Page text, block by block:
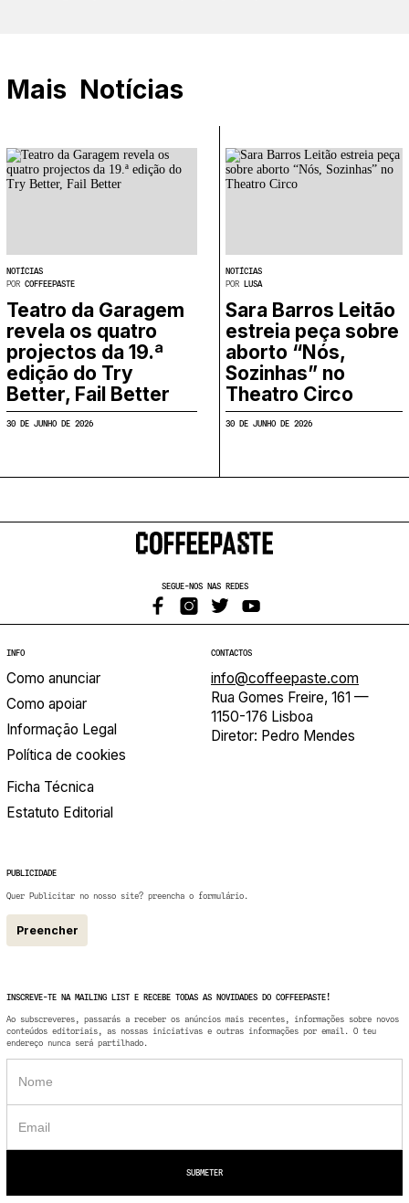
Mais Notícias
NOTÍCIAS
POR COFFEEPASTE
Teatro da Garagem
revela os quatro
projectos da 19.ª
edição do Try
Better, Fail Better
30 DE JUNHO DE 2026
NOTÍCIAS
POR LUSA
Sara Barros Leitão
estreia peça sobre
aborto “Nós,
Sozinhas” no
Theatro Circo
30 DE JUNHO DE 2026
SEGUE-NOS NAS REDES
INFO
Como anunciar
Como apoiar
Informação Legal
Política de cookies
Ficha Técnica
Estatuto Editorial
CONTACTOS
info@coffeepaste.com
Rua Gomes Freire, 161 —
1150-176 Lisboa
Diretor: Pedro Mendes
PUBLICIDADE
Quer Publicitar no nosso site? preencha o formulário.
Preencher
INSCREVE-TE NA MAILING LIST E RECEBE TODAS AS NOVIDADES DO COFFEEPASTE!
Ao subscreveres, passarás a receber os anúncios mais recentes, informações sobre novos
conteúdos editoriais, as nossas iniciativas e outras informações por email. O teu
endereço nunca será partilhado.